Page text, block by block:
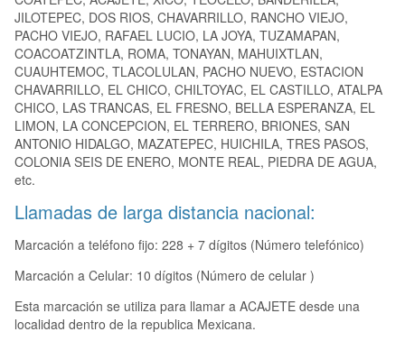
JILOTEPEC, DOS RIOS, CHAVARRILLO, RANCHO VIEJO,
PACHO VIEJO, RAFAEL LUCIO, LA JOYA, TUZAMAPAN,
COACOATZINTLA, ROMA, TONAYAN, MAHUIXTLAN,
CUAUHTEMOC, TLACOLULAN, PACHO NUEVO, ESTACION
CHAVARRILLO, EL CHICO, CHILTOYAC, EL CASTILLO, ATALPA
CHICO, LAS TRANCAS, EL FRESNO, BELLA ESPERANZA, EL
LIMON, LA CONCEPCION, EL TERRERO, BRIONES, SAN
ANTONIO HIDALGO, MAZATEPEC, HUICHILA, TRES PASOS,
COLONIA SEIS DE ENERO, MONTE REAL, PIEDRA DE AGUA,
etc.
Llamadas de larga distancia nacional:
Marcación a teléfono fijo: 228 + 7 dígitos (Número telefónico)
Marcación a Celular: 10 dígitos (Número de celular )
Esta marcación se utiliza para llamar a ACAJETE desde una
localidad dentro de la republica Mexicana.